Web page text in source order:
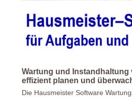
Wartung und Instandhaltung
effizient planen und
Die Hausmeister Software